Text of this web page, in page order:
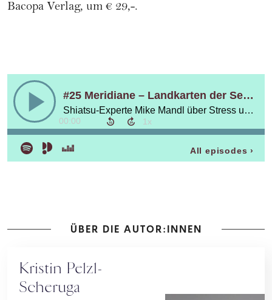
Bacopa Verlag, um € 29,-.
ÜBER DIE AUTOR:INNEN
Kristin Pelzl-
Scheruga